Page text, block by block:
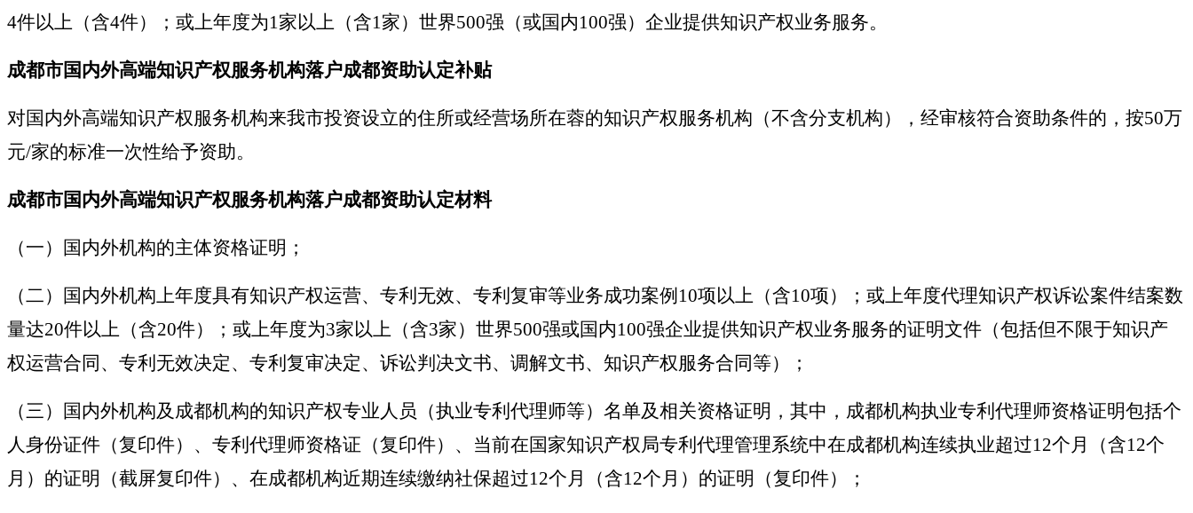
4件以上（含4件）；或上年度为1家以上（含1家）世界500强（或国内100强）企业提供知识产权业务服务。
成都市国内外高端知识产权服务机构落户成都资助认定补贴
对国内外高端知识产权服务机构来我市投资设立的住所或经营场所在蓉的知识产权服务机构（不含分支机构），经审核符合资助条件的，按50万
元/家的标准一次性给予资助。
成都市国内外高端知识产权服务机构落户成都资助认定材料
（一）国内外机构的主体资格证明；
（二）国内外机构上年度具有知识产权运营、专利无效、专利复审等业务成功案例10项以上（含10项）；或上年度代理知识产权诉讼案件结案数
量达20件以上（含20件）；或上年度为3家以上（含3家）世界500强或国内100强企业提供知识产权业务服务的证明文件（包括但不限于知识产
权运营合同、专利无效决定、专利复审决定、诉讼判决文书、调解文书、知识产权服务合同等）；
（三）国内外机构及成都机构的知识产权专业人员（执业专利代理师等）名单及相关资格证明，其中，成都机构执业专利代理师资格证明包括个
人身份证件（复印件）、专利代理师资格证（复印件）、当前在国家知识产权局专利代理管理系统中在成都机构连续执业超过12个月（含12个
月）的证明（截屏复印件）、在成都机构近期连续缴纳社保超过12个月（含12个月）的证明（复印件）；